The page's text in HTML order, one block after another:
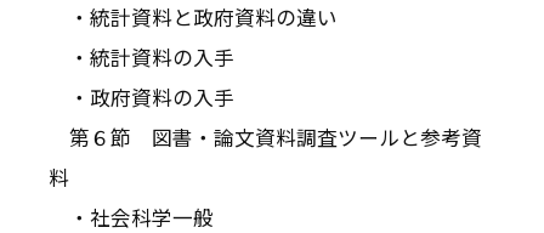
・統計資料と政府資料の違い
・統計資料の入手
・政府資料の入手
第６節 図書・論文資料調査ツールと参考資
料
・社会科学一般